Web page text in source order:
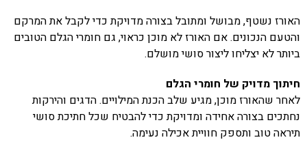
האורז נשטף, מבושל ומתובל בצורה מדויקת כדי לקבל את המרקם
והטעם הנכונים. אם האורז לא מוכן כראוי, גם חומרי הגלם הטובים
ביותר לא יצליחו ליצור סושי מושלם.
חיתוך מדויק של חומרי הגלם
לאחר שהאורז מוכן, מגיע שלב הכנת המילויים. הדגים והירקות
נחתכים בצורה אחידה ומדויקת כדי להבטיח שכל חתיכת סושי
תיראה טוב ותספק חוויית אכילה נעימה.